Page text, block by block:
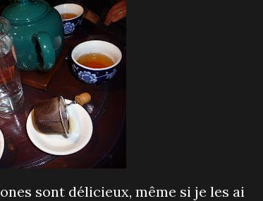
sont délicieux, même si je les ai